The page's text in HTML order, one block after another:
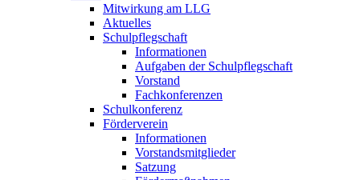
Mitwirkung am LLG
Aktuelles
Schulpflegschaft
Informationen
Aufgaben der Schulpflegschaft
Vorstand
Fachkonferenzen
Schulkonferenz
Förderverein
Informationen
Vorstandsmitglieder
Satzung